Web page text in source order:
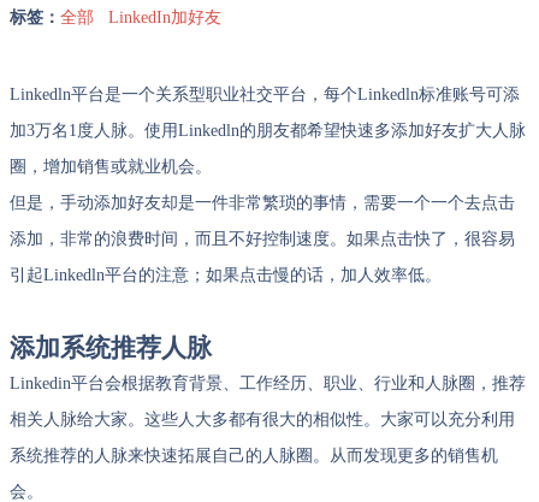
标签： 全部 LinkedIn加好友
Linkedln平台是一个关系型职业社交平台，每个Linkedln标准账号可添
加3万名1度人脉。使用Linkedln的朋友都希望快速多添加好友扩大人脉
圈，增加销售或就业机会。
但是，手动添加好友却是一件非常繁琐的事情，需要一个一个去点击
添加，非常的浪费时间，而且不好控制速度。如果点击快了，很容易
引起Linkedln平台的注意；如果点击慢的话，加人效率低。
添加系统推荐人脉
Linkedin平台会根据教育背景、工作经历、职业、行业和人脉圈，推荐
相关人脉给大家。这些人大多都有很大的相似性。大家可以充分利用
系统推荐的人脉来快速拓展自己的人脉圈。从而发现更多的销售机
会。